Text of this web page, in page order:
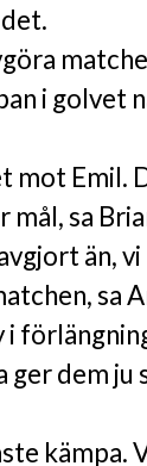
i golvet
mot Emil.
sa
än,
sa
i
dem ju
kämpa.